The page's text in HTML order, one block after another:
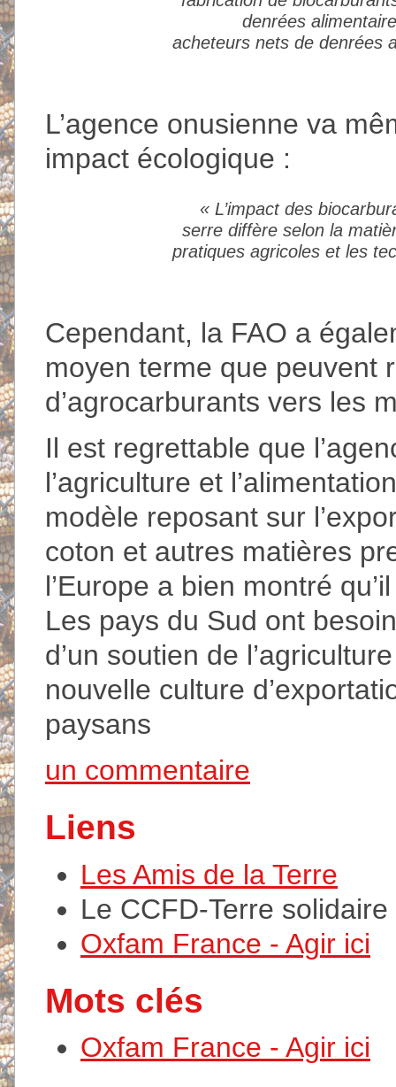
denrées
acheteurs nets de denrées
L’agence onusienne va
impact écologique :
« L’impact des
serre diffère selon la
pratiques agricoles et les
Cependant, la FAO a
moyen terme que peuvent
d’agrocarburants vers les
Il est regrettable que
l’agriculture et
modèle reposant sur
coton et autres matières
l’Europe a bien montré
Les pays du Sud ont
d’un soutien de
nouvelle culture
paysans
un commentaire
Liens
Les Amis de la Terre
Le CCFD-Terre solidaire
Oxfam France - Agir ici
Mots clés
Oxfam France - Agir ici